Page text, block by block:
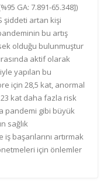
GA: 7.891-65.348])
şiddeti artan kişi
bu artış
olduğu bulunmuştur
aktif olarak
yapılan bu
için 28,5 kat, anormal
kat daha fazla risk
pandemi gibi büyük
sağlık
başarılarını artırmak
için önlemler